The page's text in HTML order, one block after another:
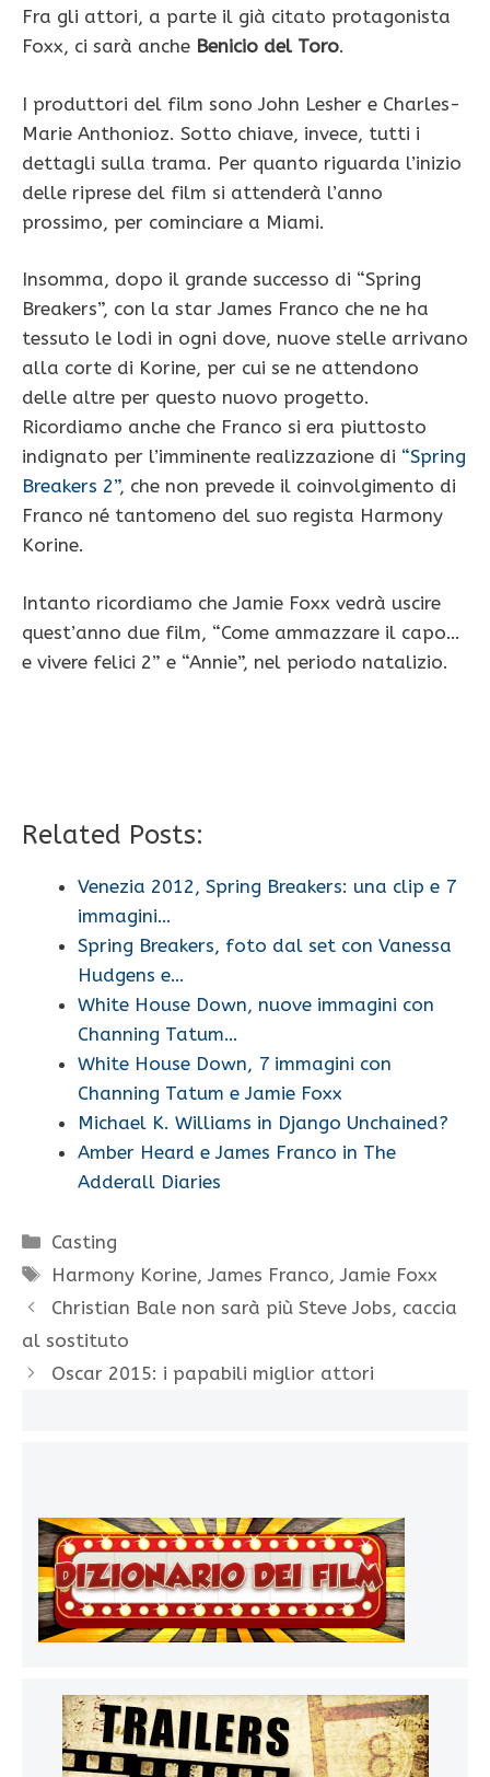
Fra gli attori, a parte il già citato protagonista
Foxx, ci sarà anche Benicio del Toro.
I produttori del film sono John Lesher e Charles-
Marie Anthonioz. Sotto chiave, invece, tutti i
dettagli sulla trama. Per quanto riguarda l’inizio
delle riprese del film si attenderà l’anno
prossimo, per cominciare a Miami.
Insomma, dopo il grande successo di “Spring
Breakers”, con la star James Franco che ne ha
tessuto le lodi in ogni dove, nuove stelle arrivano
alla corte di Korine, per cui se ne attendono
delle altre per questo nuovo progetto.
Ricordiamo anche che Franco si era piuttosto
indignato per l’imminente realizzazione di “Spring
Breakers 2”, che non prevede il coinvolgimento di
Franco né tantomeno del suo regista Harmony
Korine.
Intanto ricordiamo che Jamie Foxx vedrà uscire
quest’anno due film, “Come ammazzare il capo…
e vivere felici 2” e “Annie”, nel periodo natalizio.
Related Posts:
Venezia 2012, Spring Breakers: una clip e 7
immagini…
Spring Breakers, foto dal set con Vanessa
Hudgens e…
White House Down, nuove immagini con
Channing Tatum…
White House Down, 7 immagini con
Channing Tatum e Jamie Foxx
Michael K. Williams in Django Unchained?
Amber Heard e James Franco in The
Adderall Diaries
Categorie
Casting
Tag
Harmony Korine,James Franco,Jamie Foxx
Christian Bale non sarà più Steve Jobs, caccia
al sostituto
Oscar 2015: i papabili miglior attori